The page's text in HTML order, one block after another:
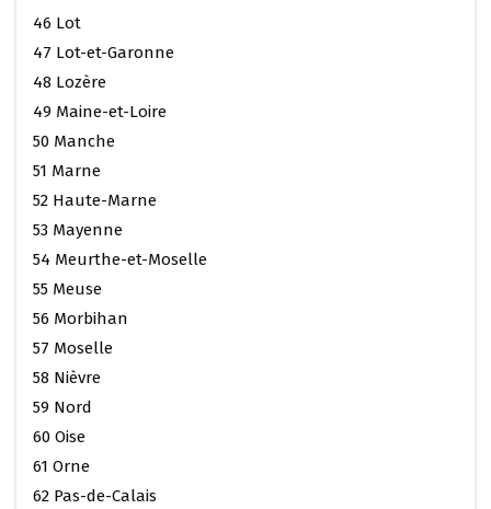
46 Lot
47 Lot-et-Garonne
48 Lozère
49 Maine-et-Loire
50 Manche
51 Marne
52 Haute-Marne
53 Mayenne
54 Meurthe-et-Moselle
55 Meuse
56 Morbihan
57 Moselle
58 Nièvre
59 Nord
60 Oise
61 Orne
62 Pas-de-Calais